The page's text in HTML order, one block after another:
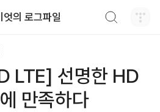
엇의 로그파일
LTE] 선명한 HD
만족하다